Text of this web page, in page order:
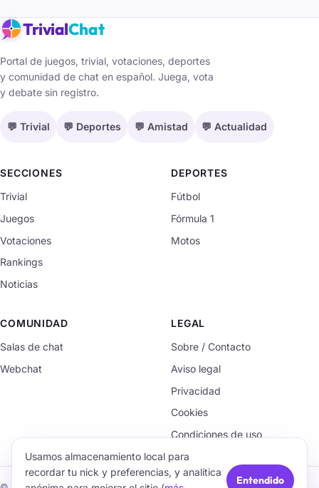
TrivialChat
Portal de juegos, trivial, votaciones, deportes
y comunidad de chat en español. Juega, vota
y debate sin registro.
💬 Trivial 💬 Deportes 💬 Amistad 💬 Actualidad
SECCIONES
Trivial
Juegos
Votaciones
Rankings
Noticias
DEPORTES
Fútbol
Fórmula 1
Motos
COMUNIDAD
Salas de chat
Webchat
LEGAL
Sobre / Contacto
Aviso legal
Privacidad
Cookies
Condiciones de uso
Usamos almacenamiento local para
recordar tu nick y preferencias, y analítica
Entendido